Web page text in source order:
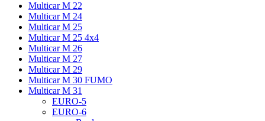
Multicar M 22
Multicar M 24
Multicar M 25
Multicar M 25 4x4
Multicar M 26
Multicar M 27
Multicar M 29
Multicar M 30 FUMO
Multicar M 31
EURO-5
EURO-6